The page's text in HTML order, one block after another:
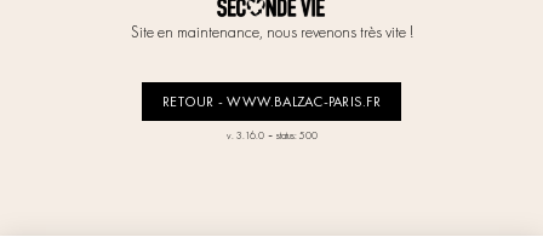
Site en maintenance, nous revenons très vite !
RETOUR - WWW.BALZAC-PARIS.FR
v. 3.16.0- status: 500